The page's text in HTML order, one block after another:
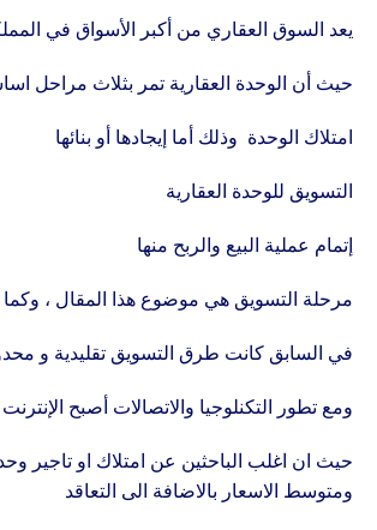
يعد السوق العقاري من أكبر الأسواق في
حيث أن الوحدة العقارية تمر بثلاث مراحل
امتلاك الوحدة وذلك أما إيجادها أو بنائها
التسويق للوحدة العقارية
إتمام عملية البيع والربح منها
مرحلة التسويق هي موضوع هذا المقال ، وكما
في السابق كانت طرق التسويق تقليدية و
ومع تطور التكنلوجيا والاتصالات أصبح
حيث ان اغلب الباحثين عن امتلاك او تاجير
ومتوسط الاسعار بالاضافة الى التعاقد